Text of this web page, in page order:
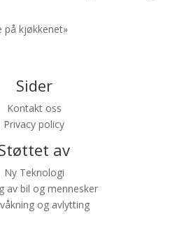
på kjøkkenet»
Sider
Kontakt oss
Privacy policy
av
Ny Teknologi
av bil og mennesker
og avlytting